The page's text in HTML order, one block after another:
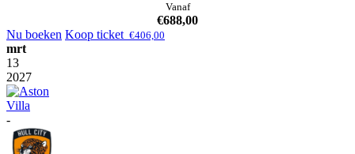
Vanaf
€688,00
Nu boeken Koop ticket €406,00
mrt
13
2027
-